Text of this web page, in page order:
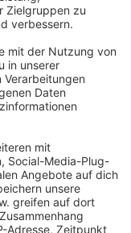
die
schon vor den
Klassen
werden,